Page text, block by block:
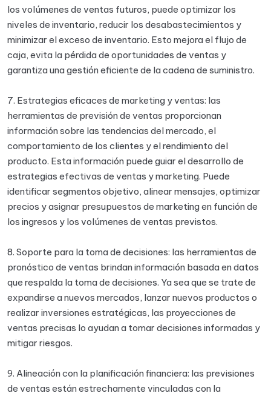
los volúmenes de ventas futuros, puede optimizar los
niveles de inventario, reducir los desabastecimientos y
minimizar el exceso de inventario. Esto mejora el flujo de
caja, evita la pérdida de oportunidades de ventas y
garantiza una gestión eficiente de la cadena de suministro.
7. Estrategias eficaces de marketing y ventas: las
herramientas de previsión de ventas proporcionan
información sobre las tendencias del mercado, el
comportamiento de los clientes y el rendimiento del
producto. Esta información puede guiar el desarrollo de
estrategias efectivas de ventas y marketing. Puede
identificar segmentos objetivo, alinear mensajes, optimizar
precios y asignar presupuestos de marketing en función de
los ingresos y los volúmenes de ventas previstos.
8. Soporte para la toma de decisiones: las herramientas de
pronóstico de ventas brindan información basada en datos
que respalda la toma de decisiones. Ya sea que se trate de
expandirse a nuevos mercados, lanzar nuevos productos o
realizar inversiones estratégicas, las proyecciones de
ventas precisas lo ayudan a tomar decisiones informadas y
mitigar riesgos.
9. Alineación con la planificación financiera: las previsiones
de ventas están estrechamente vinculadas con la